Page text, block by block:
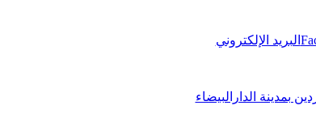
البريد الإلكتروني
بمدينة الدارالبيضاء